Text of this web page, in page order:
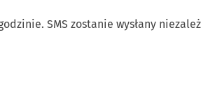
SMS zostanie wysłany